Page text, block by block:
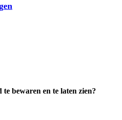
bewaren en te laten zien?